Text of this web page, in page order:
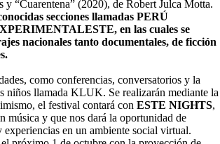
“Cuarentena” (2020), de Robert Julca Motta.
secciones llamadas PERÚ
en las cuales se
nacionales tanto documentales, de ficción
como conferencias, conversatorios y la
niños llamada KLUK. Se realizarán mediante la
el festival contará con ESTE NIGHTS,
música y que nos dará la oportunidad de
en un ambiente social virtual.